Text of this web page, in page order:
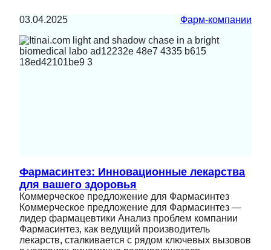
03.04.2025 Фарм-компании
Фармасинтез: Инновационные лекарства
для вашего здоровья
Коммерческое предложение для Фармасинтез
Коммерческое предложение для Фармасинтез —
лидер фармацевтики Анализ проблем компании
Фармасинтез, как ведущий производитель
лекарств, сталкивается с рядом ключевых вызовов